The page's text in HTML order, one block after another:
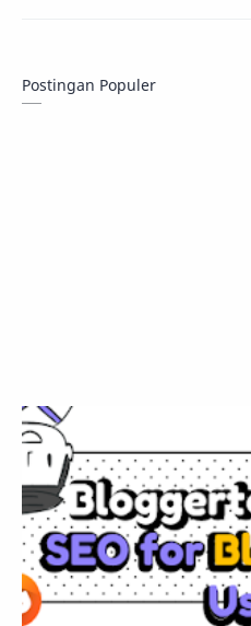
Postingan Populer